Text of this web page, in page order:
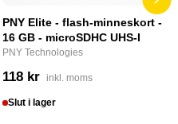
PNY Elite - flash-minneskort -
16 GB - microSDHC UHS-I
PNY Technologies
118 kr inkl. moms
Slut i lager